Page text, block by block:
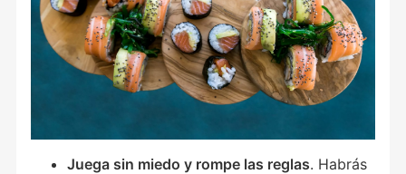
Juega sin miedo y rompe las reglas. Habrás